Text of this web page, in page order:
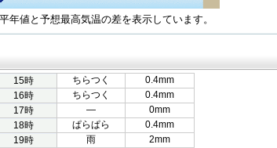
年値と予想最高気温の差を表示しています。
15時 ちらつく
0.4mm
16時
ちらつく
0.4mm
17時
―
0mm
18時
ぱらぱら
0.4mm
19時
雨 2mm